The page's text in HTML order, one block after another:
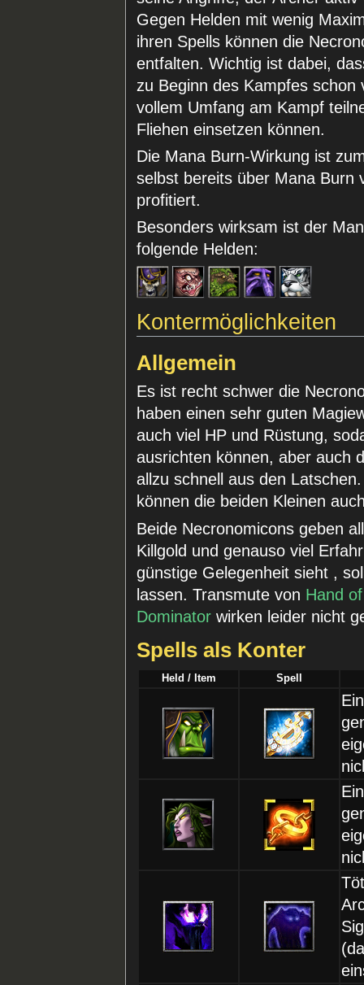
Gegen Helden mit wenig
ihren Spells können die
entfalten. Wichtig ist dabei,
zu Beginn des Kampfes
vollem Umfang am Kampf
Fliehen einsetzen können.
Die Mana Burn-Wirkung ist
selbst bereits über Mana Burn
profitiert.
Besonders wirksam ist der
folgende Helden:
Kontermöglichkeiten
Allgemein
Es ist recht schwer die
haben einen sehr guten
auch viel HP und Rüstung,
ausrichten können, aber auch
allzu schnell aus den
können die beiden Kleinen
Beide Necronomicons geben
Killgold und genauso viel
günstige Gelegenheit sieht ,
lassen. Transmute von Hand
Dominator wirken leider nicht
Spells als Konter
Held / Item Spell